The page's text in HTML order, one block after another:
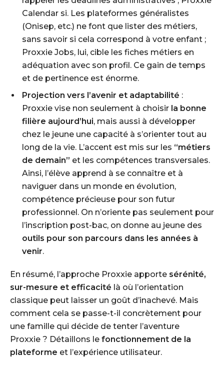
Calendar si. Les plateformes généralistes
(Onisep, etc.) ne font que lister des métiers,
sans savoir si cela correspond à votre enfant ;
Proxxie Jobs, lui, cible les fiches métiers en
adéquation avec son profil. Ce gain de temps
et de pertinence est énorme.
Projection vers l’avenir et adaptabilité :
Proxxie vise non seulement à choisir la bonne
filière aujourd’hui, mais aussi à développer
chez le jeune une capacité à s’orienter tout au
long de la vie. L’accent est mis sur les “métiers
de demain” et les compétences transversales.
Ainsi, l’élève apprend à se connaître et à
naviguer dans un monde en évolution,
compétence précieuse pour son futur
professionnel. On n’oriente pas seulement pour
l’inscription post-bac, on donne au jeune des
outils pour son parcours dans les années à
venir.
En résumé, l’approche Proxxie apporte sérénité,
sur-mesure et efficacité là où l’orientation
classique peut laisser un goût d’inachevé. Mais
comment cela se passe-t-il concrètement pour
une famille qui décide de tenter l’aventure
Proxxie ? Détaillons le fonctionnement de la
plateforme et l’expérience utilisateur.